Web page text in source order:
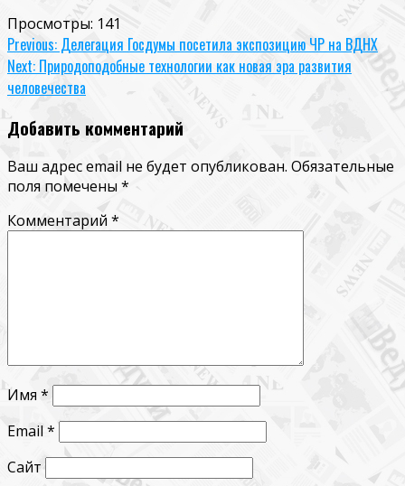
Просмотры: 141
Continue
Reading
Previous: Делегация Госдумы посетила экспозицию ЧР на ВДНХ
Next: Природоподобные технологии как новая эра развития
человечества
Добавить комментарий
Ваш адрес email не будет опубликован. Обязательные
поля помечены *
Комментарий *
Имя *
Email *
Сайт